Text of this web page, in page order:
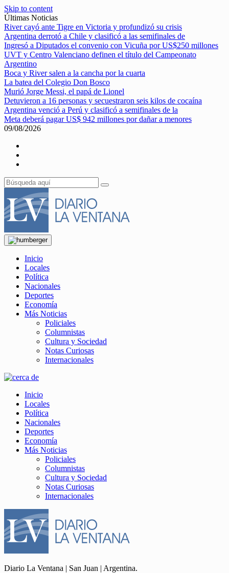
Skip to content
Últimas Noticias
River cayó ante Tigre en Victoria y profundizó su crisis
Argentina derrotó a Chile y clasificó a las semifinales de
Ingresó a Diputados el convenio con Vicuña por US$250 millones
UVT y Centro Valenciano definen el título del Campeonato
Argentino
Boca y River salen a la cancha por la cuarta
La batea del Colegio Don Bosco
Murió Jorge Messi, el papá de Lionel
Detuvieron a 16 personas y secuestraron seis kilos de cocaína
Argentina venció a Perú y clasificó a semifinales de la
Meta deberá pagar US$ 942 millones por dañar a menores
09/08/2026
Inicio
Locales
Política
Nacionales
Deportes
Economía
Más Noticias
Policiales
Columnistas
Cultura y Sociedad
Notas Curiosas
Internacionales
Inicio
Locales
Política
Nacionales
Deportes
Economía
Más Noticias
Policiales
Columnistas
Cultura y Sociedad
Notas Curiosas
Internacionales
Diario La Ventana | San Juan | Argentina.